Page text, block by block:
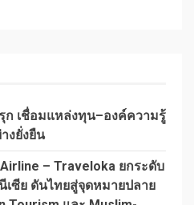
รุก เชื่อมแหล่งทุน–องค์ความรู้
งยั่งยืน
– Traveloka ยกระดับ
เซีย ดันไทยสู่จุดหมายปลาย